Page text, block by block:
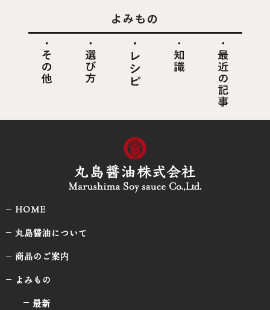
よみもの
HOME
丸島醤油について
商品のご案内
よみもの
最新